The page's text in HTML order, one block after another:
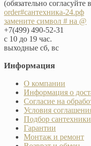
(обязательно согласуйте
order#сантехника-24.рф
замените символ # на @
+7(499) 490-52-31
с 10 до 19 час.
выходные сб, вс
Информация
О компании
Информация о
Согласие на
Условия
Подбор сантехники
Гарантии
Монтаж и ремонт